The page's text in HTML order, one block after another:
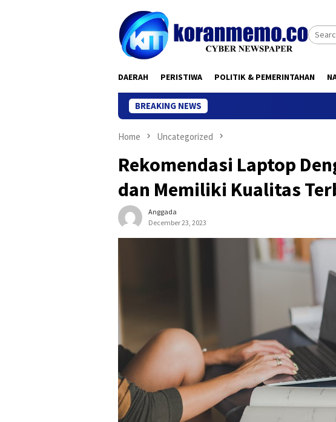
DAERAH PERISTIWA POLITIK & PEMERINTAHAN
BREAKING NEWS
Home Uncategorized
Rekomendasi Laptop
dan Memiliki Kualitas
Anggada
December 23, 2023